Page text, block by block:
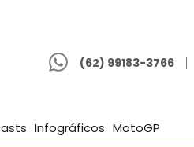
(62) 99183-3766
Goiânia 33º
Infográficos MotoGP